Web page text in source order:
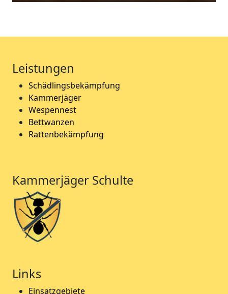
Leistungen
Schädlingsbekämpfung
Kammerjäger
Wespennest
Bettwanzen
Rattenbekämpfung
Kammerjäger Schulte
Links
Einsatzgebiete